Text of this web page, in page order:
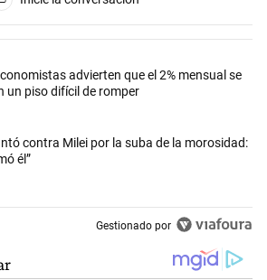
artículos con más comentarios en los
con el título "Inflación: economistas
advierten que el 2% mensual se
un piso difícil de romper
con el título "Kicillof apuntó contra Milei por
contra Milei por la suba de la morosidad:
él”
Gestionado por